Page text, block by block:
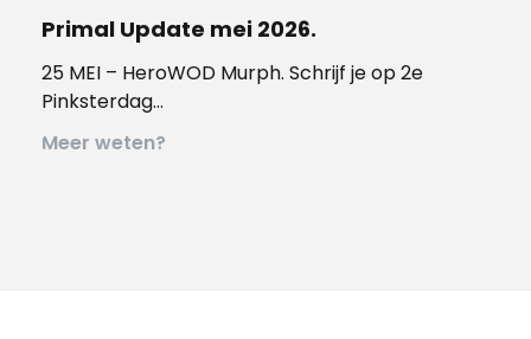
Primal Update mei 2026.
25 MEI – HeroWOD Murph. Schrijf je op 2e
Pinksterdag…
Meer weten?